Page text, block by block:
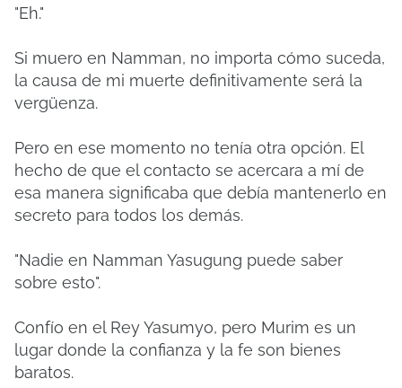
"Eh."
Si muero en Namman, no importa cómo suceda,
la causa de mi muerte definitivamente será la
vergüenza.
Pero en ese momento no tenía otra opción. El
hecho de que el contacto se acercara a mí de
esa manera significaba que debía mantenerlo en
secreto para todos los demás.
"Nadie en Namman Yasugung puede saber
sobre esto".
Confío en el Rey Yasumyo, pero Murim es un
lugar donde la confianza y la fe son bienes
baratos.